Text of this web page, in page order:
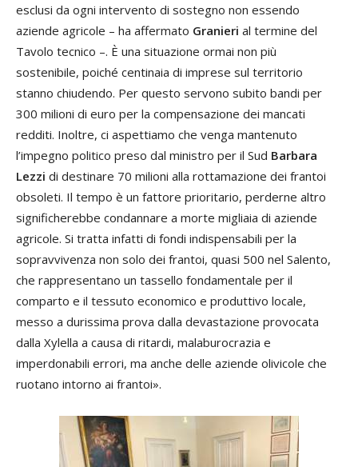
esclusi da ogni intervento di sostegno non essendo
aziende agricole – ha affermato Granieri al termine del
Tavolo tecnico –. È una situazione ormai non più
sostenibile, poiché centinaia di imprese sul territorio
stanno chiudendo. Per questo servono subito bandi per
300 milioni di euro per la compensazione dei mancati
redditi. Inoltre, ci aspettiamo che venga mantenuto
l’impegno politico preso dal ministro per il Sud Barbara
Lezzi di destinare 70 milioni alla rottamazione dei frantoi
obsoleti. Il tempo è un fattore prioritario, perderne altro
significherebbe condannare a morte migliaia di aziende
agricole. Si tratta infatti di fondi indispensabili per la
sopravvivenza non solo dei frantoi, quasi 500 nel Salento,
che rappresentano un tassello fondamentale per il
comparto e il tessuto economico e produttivo locale,
messo a durissima prova dalla devastazione provocata
dalla Xylella a causa di ritardi, malaburocrazia e
imperdonabili errori, ma anche delle aziende olivicole che
ruotano intorno ai frantoi».